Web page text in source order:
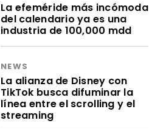
La efeméride más incómoda
del calendario ya es una
industria de 100,000 mdd
NEWS
La alianza de Disney con
TikTok busca difuminar la
línea entre el scrolling y el
streaming